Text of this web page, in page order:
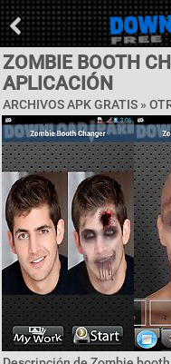
ZOMBIE BOOTH
APLICACIÓN
ARCHIVOS APK GRATIS »